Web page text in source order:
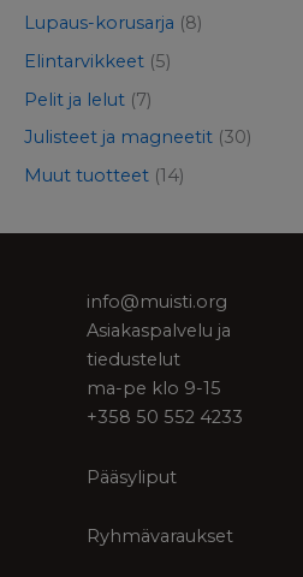
Lupaus-korusarja (8)
Elintarvikkeet (5)
Pelit ja lelut (7)
Julisteet ja magneetit (30)
Muut tuotteet (14)
info@muisti.org
Asiakaspalvelu ja
tiedustelut
ma-pe klo 9-15
+358 50 552 4233
Pääsyliput
Ryhmävaraukset